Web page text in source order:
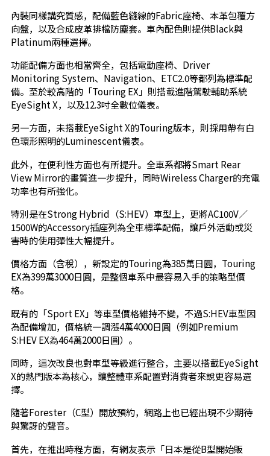
內裝同樣講究質感，配備藍色縫線的Fabric座椅、本革包覆方
向盤，以及合成皮革排檔防塵套。車內配色則提供Black與
Platinum兩種選擇。
功能配備方面也相當齊全，包括電動座椅、Driver
Monitoring System、Navigation、ETC2.0等都列為標準配
備。至於較高階的「Touring EX」則搭載進階駕駛輔助系統
EyeSight X，以及12.3吋全數位儀表。
另一方面，未搭載EyeSight X的Touring版本，則採用帶有白
色環形照明的Luminescent儀表。
此外，在便利性方面也有所提升。全車系都將Smart Rear
View Mirror的畫質進一步提升，同時Wireless Charger的充電
功率也有所強化。
特別是在Strong Hybrid（S:HEV）車型上，更將AC100V／
1500W的Accessory插座列為全車標準配備，讓戶外活動或災
害時的使用彈性大幅提升。
價格方面（含稅），新設定的Touring為385萬日圓，Touring
EX為399萬3000日圓，是整個車系中最容易入手的策略型價
格。
既有的「Sport EX」等車型價格維持不變，不過S:HEV車型因
為配備增加，價格統一調漲4萬4000日圓（例如Premium
S:HEV EX為464萬2000日圓）。
同時，這次改良也對車型等級進行整合，主要以搭載EyeSight
X的熱門版本為核心，讓整體車系配置對消費者來說更容易選
擇。
隨著Forester（C型）開放預約，網路上也已經出現不少期待
與驚訝的聲音。
首先，在推出時程方面，有網友表示「日本是從B型開始販